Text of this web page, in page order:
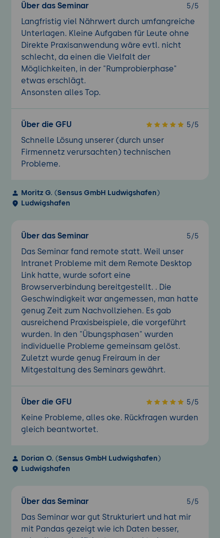
Über das Seminar 5/5
Langfristig viel Nährwert durch umfangreiche
Unterlagen. Kleine Aufgaben für Leute ohne
Direkte Praxisanwendung wäre evtl. nicht
schlecht, da einen die Vielfalt der
Möglichkeiten, in der "Rumprobierphase"
etwas erschlägt.
Ansonsten alles Top.
Über die GFU 5/5
Schnelle Lösung unserer (durch unser
Firmennetz verursachten) technischen
Probleme.
Moritz G. (Sensus GmbH Ludwigshafen)
Ludwigshafen
Über das Seminar 5/5
Das Seminar fand remote statt. Weil unser
Intranet Probleme mit dem Remote Desktop
Link hatte, wurde sofort eine
Browserverbindung bereitgestellt. . Die
Geschwindigkeit war angemessen, man hatte
genug Zeit zum Nachvollziehen. Es gab
ausreichend Praxisbeispiele, die vorgeführt
wurden. In den "Übungsphasen" wurden
individuelle Probleme gemeinsam gelöst.
Zuletzt wurde genug Freiraum in der
Mitgestaltung des Seminars gewährt.
Über die GFU 5/5
Keine Probleme, alles oke. Rückfragen wurden
gleich beantwortet.
Dorian O. (Sensus GmbH Ludwigshafen)
Ludwigshafen
Über das Seminar 5/5
Das Seminar war gut Strukturiert und hat mir
mit Pandas gezeigt wie ich Daten besser,